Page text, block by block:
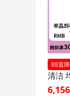
88直降
清洁
洗颜
6,156